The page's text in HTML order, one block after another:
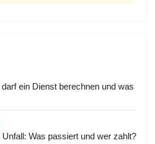
ein Dienst berechnen und was
Was passiert und wer zahlt?